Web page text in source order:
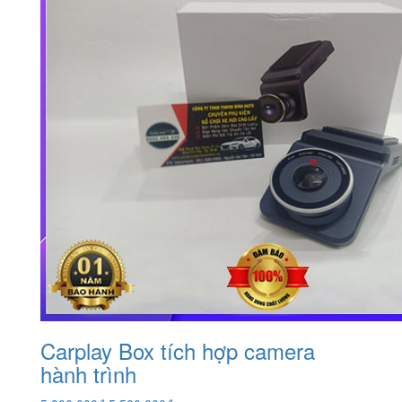
Carplay Box tích hợp camera
hành trình